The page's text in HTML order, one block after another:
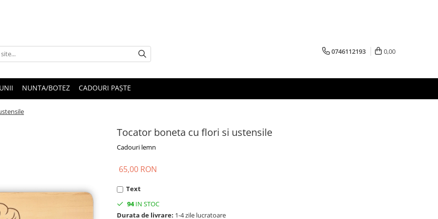
0746112193 0,00
NUNTA/BOTEZ CADOURI PAȘTE
Tocator boneta cu flori si ustensile
Cadouri lemn
65,00 RON
Text
94IN STOC
Durata de livrare: 1-4 zile lucratoare